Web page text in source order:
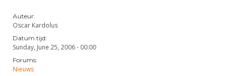
Auteur:
Oscar Kardolus
Datum tijd:
Sunday, June 25, 2006 - 00:00
Forums:
Nieuws